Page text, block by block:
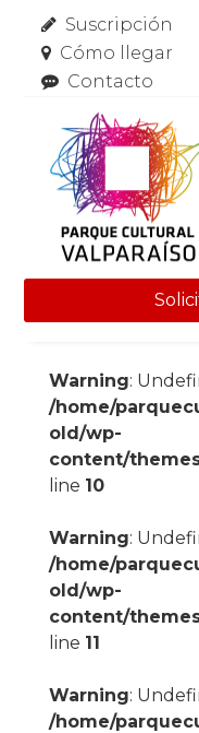
Suscripción
Cómo llegar
Contacto
Warning:
/home/
old/wp-
content/
line 10
Warning:
/home/
old/wp-
content/
line 11
Warning:
/home/